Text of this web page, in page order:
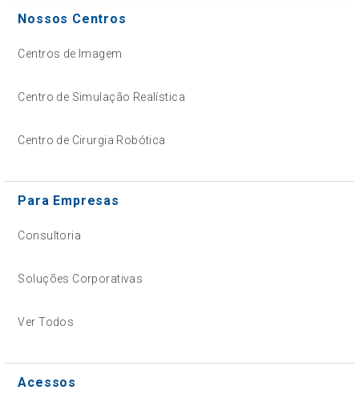
Nossos Centros
Centros de Imagem
Centro de Simulação Realística
Centro de Cirurgia Robótica
Para Empresas
Consultoria
Soluções Corporativas
Ver Todos
Acessos